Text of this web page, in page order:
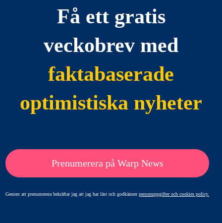
Få ett gratis
veckobrev med
faktabaserade
optimistiska nyheter
Prenumerera på Warp News
Genom att prenumerera bekräftar jag att jag har läst och godkännerpersonuppgifter och cookies policy.